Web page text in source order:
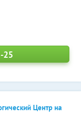
25
Центр на